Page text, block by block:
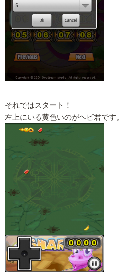
それではスタート！
左上にいる黄色いのがヘビ君です。